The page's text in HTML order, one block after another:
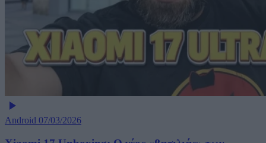
Android 07/03/2026